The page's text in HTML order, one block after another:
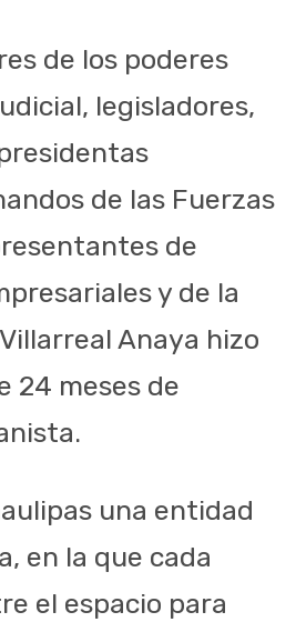
de los poderes
legisladores,
de las Fuerzas
de
y de la
Anaya hizo
24 meses de
una entidad
en la que cada
el espacio para